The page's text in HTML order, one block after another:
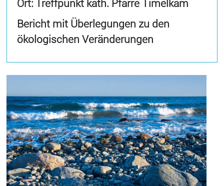
Ort: Treffpunkt kath. Pfarre Timelkam
Bericht mit Überlegungen zu den
ökologischen Veränderungen